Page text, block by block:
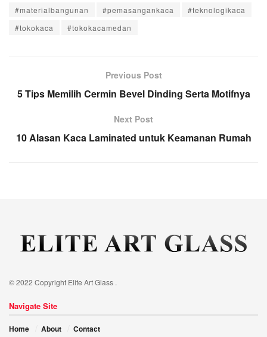
#materialbangunan
#pemasangankaca
#teknologikaca
#tokokaca
#tokokacamedan
Previous Post
5 Tips Memilih Cermin Bevel Dinding Serta Motifnya
Next Post
10 Alasan Kaca Laminated untuk Keamanan Rumah
© 2022 Copyright Elite Art Glass .
Navigate Site
Home About Contact